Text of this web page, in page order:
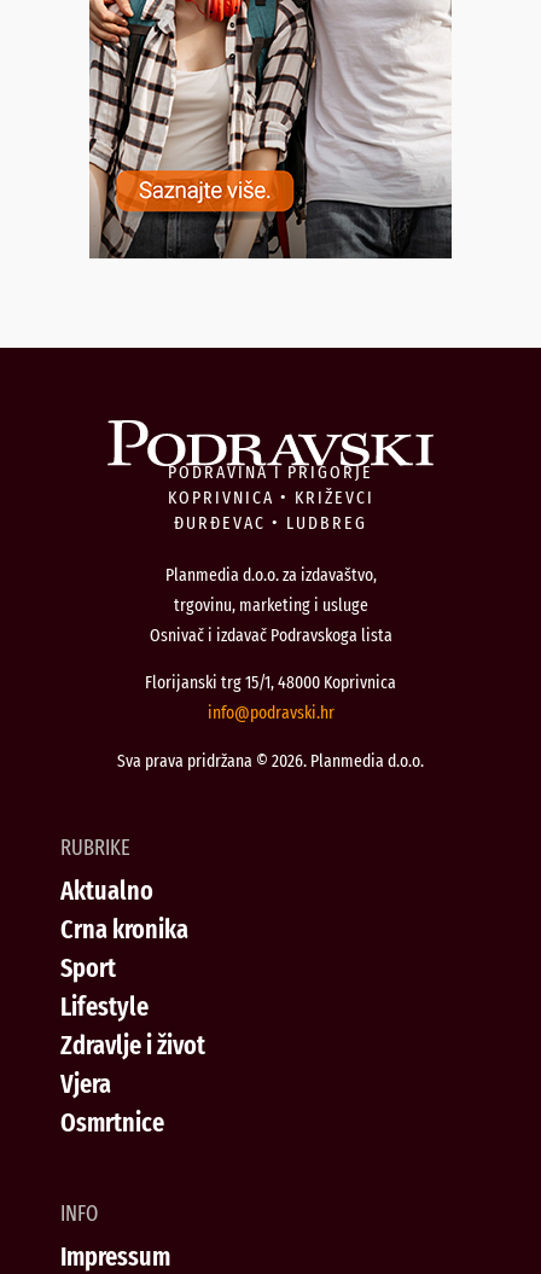
PODRAVINA I PRIGORJE
KOPRIVNICA • KRIŽEVCI
ĐURĐEVAC • LUDBREG
Planmedia d.o.o. za izdavaštvo,
trgovinu, marketing i usluge
Osnivač i izdavač Podravskoga lista
Florijanski trg 15/1, 48000 Koprivnica
rh.iksvardop
@ofni
Sva prava pridržana © 2026. Planmedia d.o.o.
RUBRIKE
Aktualno
Crna kronika
Sport
Lifestyle
Zdravlje i život
Vjera
Osmrtnice
INFO
Impressum